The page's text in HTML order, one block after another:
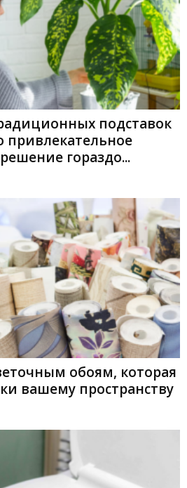
подставок
привлекательное
гораздо...
обоям, которая
вашему пространству